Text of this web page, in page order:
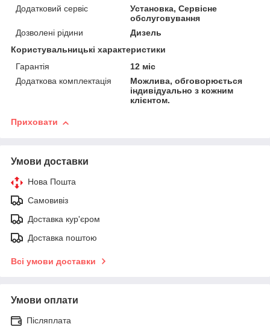
Додатковий сервіс
Установка, Сервісне
обслуговування
Дозволені рідини
Дизель
Користувальницькі характеристики
Гарантія
12 міс
Додаткова комплектація
Можлива, обговорюється
індивідуально з кожним
клієнтом.
Приховати
Умови доставки
Нова Пошта
Самовивіз
Доставка кур'єром
Доставка поштою
Всі умови доставки
Умови оплати
Післяплата